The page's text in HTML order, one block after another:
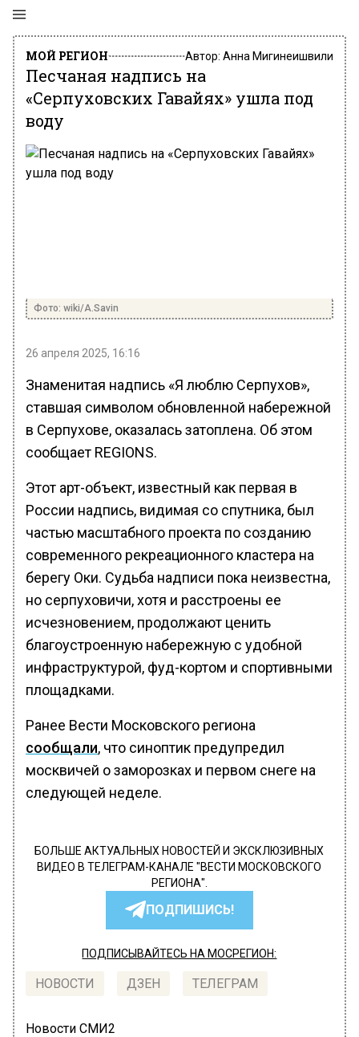
МОЙ РЕГИОН Автор: Анна Мигинеишвили
Песчаная надпись на
«Серпуховских Гавайях» ушла под
воду
Фото: wiki/A.Savin
26 апреля 2025, 16:16
Знаменитая надпись «Я люблю Серпухов»,
ставшая символом обновленной набережной
в Серпухове, оказалась затоплена. Об этом
сообщает REGIONS.
Этот арт-объект, известный как первая в
России надпись, видимая со спутника, был
частью масштабного проекта по созданию
современного рекреационного кластера на
берегу Оки. Судьба надписи пока неизвестна,
но серпуховичи, хотя и расстроены ее
исчезновением, продолжают ценить
благоустроенную набережную с удобной
инфраструктурой, фуд-кортом и спортивными
площадками.
Ранее Вести Московского региона
сообщали, что синоптик предупредил
москвичей о заморозках и первом снеге на
следующей неделе.
БОЛЬШЕ АКТУАЛЬНЫХ НОВОСТЕЙ И ЭКСКЛЮЗИВНЫХ
ВИДЕО В ТЕЛЕГРАМ-КАНАЛЕ "ВЕСТИ МОСКОВСКОГО
РЕГИОНА".
ПОДПИШИСЬ!
ПОДПИСЫВАЙТЕСЬ НА МОСРЕГИОН:
НОВОСТИ ДЗЕН ТЕЛЕГРАМ
Новости СМИ2